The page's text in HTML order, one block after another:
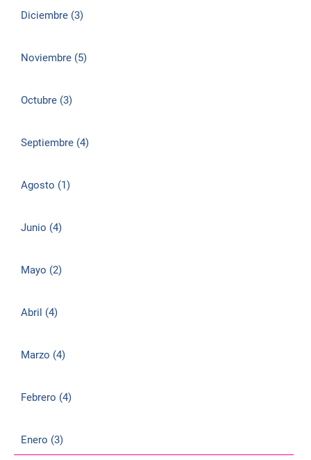
Diciembre (3)
Noviembre (5)
Octubre (3)
Septiembre (4)
Agosto (1)
Junio (4)
Mayo (2)
Abril (4)
Marzo (4)
Febrero (4)
Enero (3)